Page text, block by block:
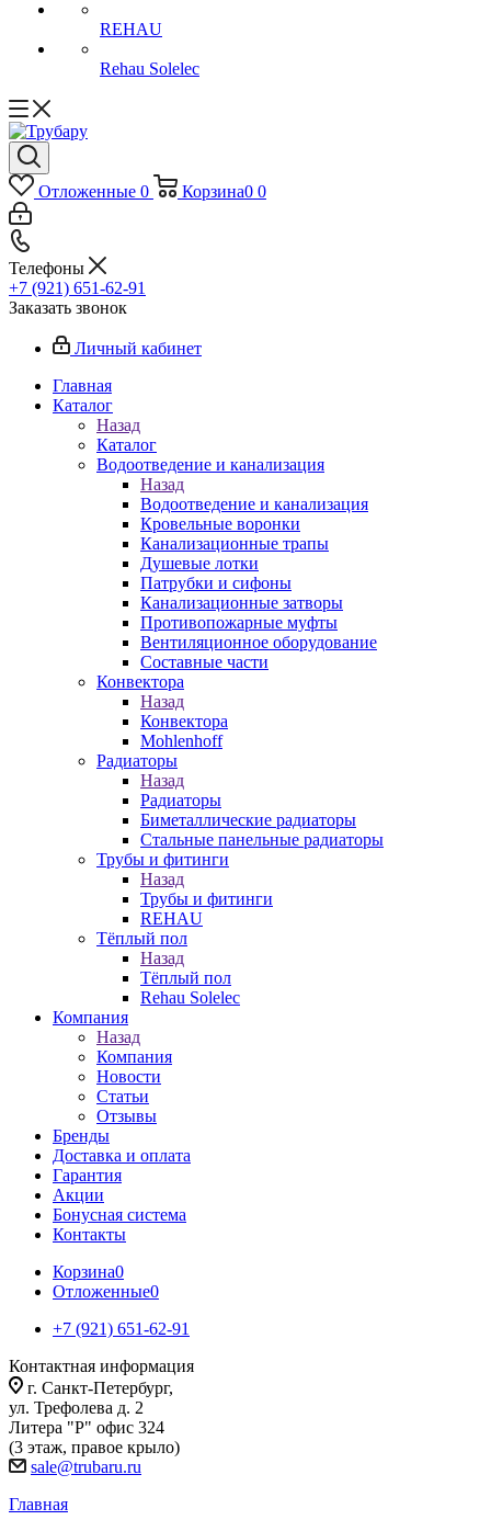
REHAU
Rehau Solelec
Отложенные 0 Корзина0 0
Телефоны
+7 (921) 651-62-91
Заказать звонок
Личный кабинет
Главная
Каталог
Назад
Каталог
Водоотведение и канализация
Назад
Водоотведение и канализация
Кровельные воронки
Канализационные трапы
Душевые лотки
Патрубки и сифоны
Канализационные затворы
Противопожарные муфты
Вентиляционное оборудование
Составные части
Конвектора
Назад
Конвектора
Mohlenhoff
Радиаторы
Назад
Радиаторы
Биметаллические радиаторы
Стальные панельные радиаторы
Трубы и фитинги
Назад
Трубы и фитинги
REHAU
Тёплый пол
Назад
Тёплый пол
Rehau Solelec
Компания
Назад
Компания
Новости
Статьи
Отзывы
Бренды
Доставка и оплата
Гарантия
Акции
Бонусная система
Контакты
Корзина0
Отложенные0
+7 (921) 651-62-91
Контактная информация
г. Санкт-Петербург,
ул. Трефолева д. 2
Литера "Р" офис 324
(3 этаж, правое крыло)
sale@trubaru.ru
Главная